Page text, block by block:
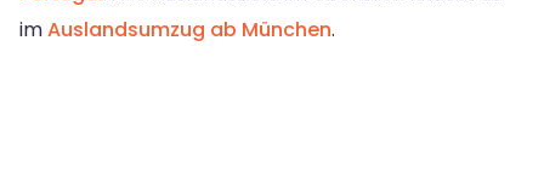
imAuslandsumzug ab München.